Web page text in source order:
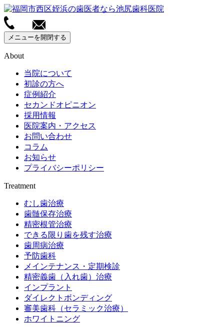
メニューを開閉する
About
当院について
初診の方へ
症例紹介
セカンドオピニオン
採用情報
医院案内・アクセス
お問い合わせ
コラム
お知らせ
プライバシーポリシー
Treatment
むし歯治療
歯髄保存治療
精密根管治療
できる限り歯を残す治療
歯周病治療
予防歯科
メインテナンス・定期検診
精密義歯（入れ歯）治療
インプラント
ダイレクトボンディング
審美歯科（セラミック治療）
ホワイトニング